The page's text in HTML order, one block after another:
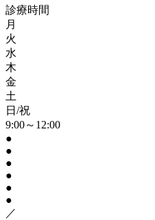
診療時間
月
火
水
木
金
土
日/祝
9:00～12:00
●
●
●
●
●
●
／